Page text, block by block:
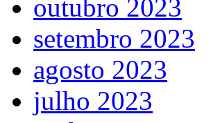
outubro 2023
setembro 2023
agosto 2023
julho 2023